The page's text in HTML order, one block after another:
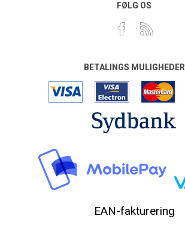
FØLG OS
BETALINGS MULIGHEDER
EAN-fakturering